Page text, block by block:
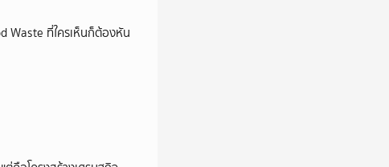
Waste ที่ใครเห็นก็ต้องหัน